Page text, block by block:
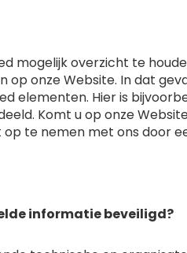
mogelijk overzicht te
op onze Website. In dat
elementen. Hier is
Komt u op onze
te nemen met ons door
informatie beveiligd?